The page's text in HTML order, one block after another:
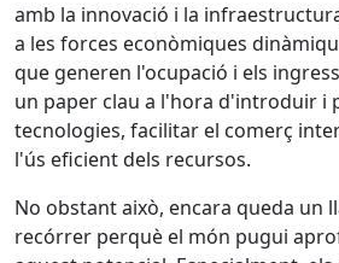
amb la innovació i la
a les forces econòmiques
que generen l'ocupació i els
un paper clau a l'hora d'introduir i
tecnologies, facilitar el comerç
l'ús eficient dels recursos.
No obstant això, encara queda un
recórrer perquè el món pugui